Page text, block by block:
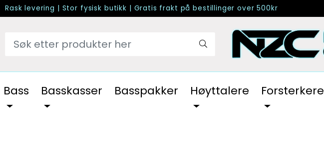
Rask levering | Stor fysisk butikk | Gratis frakt på bestillinger over 500kr
Bass Basskasser Basspakker Høyttalere Forsterkere